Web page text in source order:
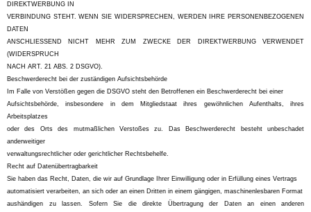
DIREKTWERBUNG IN
VERBINDUNG STEHT. WENN SIE WIDERSPRECHEN, WERDEN IHRE PERSONENBEZOGENEN
DATEN
ANSCHLIESSEND NICHT MEHR ZUM ZWECKE DER DIREKTWERBUNG VERWENDET
(WIDERSPRUCH
NACH ART. 21 ABS. 2 DSGVO).
Beschwerderecht bei der zuständigen Aufsichtsbehörde
Im Falle von Verstößen gegen die DSGVO steht den Betroffenen ein Beschwerderecht bei einer
Aufsichtsbehörde, insbesondere in dem Mitgliedstaat ihres gewöhnlichen Aufenthalts, ihres
Arbeitsplatzes
oder des Orts des mutmaßlichen Verstoßes zu. Das Beschwerderecht besteht unbeschadet
anderweitiger
verwaltungsrechtlicher oder gerichtlicher Rechtsbehelfe.
Recht auf Datenübertragbarkeit
Sie haben das Recht, Daten, die wir auf Grundlage Ihrer Einwilligung oder in Erfüllung eines Vertrags
automatisiert verarbeiten, an sich oder an einen Dritten in einem gängigen, maschinenlesbaren Format
aushändigen zu lassen. Sofern Sie die direkte Übertragung der Daten an einen anderen